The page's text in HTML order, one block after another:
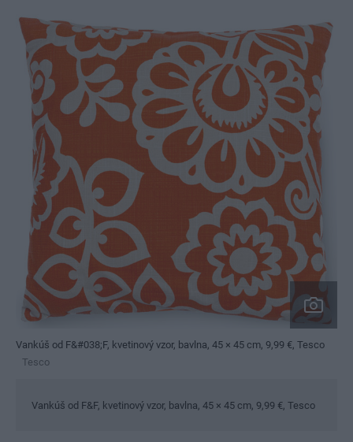
Vankúš od F&#038;F, kvetinový vzor, bavlna, 45 × 45 cm, 9,99 €, Tesco
Tesco
Vankúš od F&F, kvetinový vzor, bavlna, 45 × 45 cm, 9,99 €, Tesco